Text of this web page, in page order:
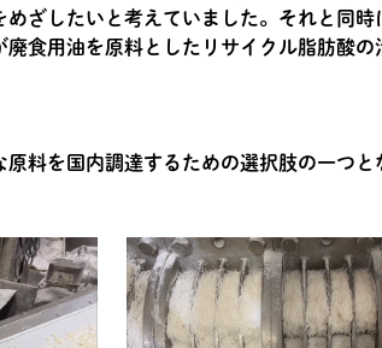
ざしたいと考えていました。それと同時
食用油を原料としたリサイクル脂肪酸の
料を国内調達するための選択肢の一つと